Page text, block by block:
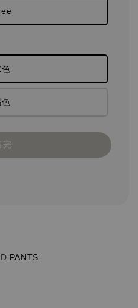
完
PANTS